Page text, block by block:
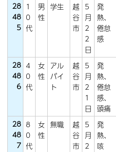
28
48
5
1
0
代
男
性
学生
越
谷
市
5
月
2
2
日
発
熱、
倦怠
感
28
48
6
4
0
代
女
性
アル
バイ
ト
越
谷
市
5
月
2
1
日
発
熱、
倦怠
感、
頭痛
28
48
7
8
0
代
女
性
無職
越
谷
市
5
月
2
発
熱、
咳